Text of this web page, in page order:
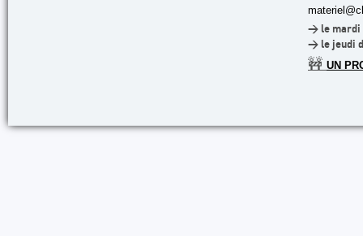
> le mardi
> le jeudi
🚧 UN